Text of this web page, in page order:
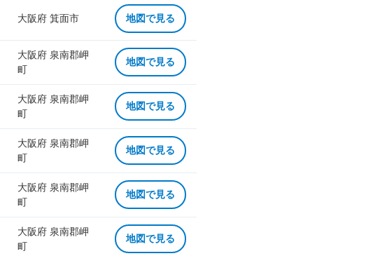
大阪府 箕面市 地図で見る
大阪府 泉南郡岬
町
地図で見る
大阪府 泉南郡岬
町
地図で見る
大阪府 泉南郡岬
町
地図で見る
大阪府 泉南郡岬
町
地図で見る
大阪府 泉南郡岬
町
地図で見る